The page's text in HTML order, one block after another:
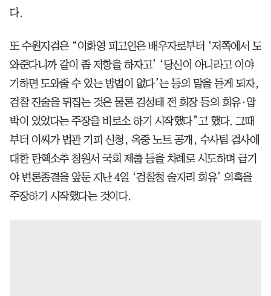
다.
또 수원지검은 “이화영 피고인은 배우자로부터 ‘저쪽에서 도
와준다니까 같이 좀 저항을 하자고’ ‘당신이 아니라고 이야
기하면 도와줄 수 있는 방법이 없다’는 등의 말을 듣게 되자,
검찰 진술을 뒤집는 것은 물론 김성태 전 회장 등의 회유·압
박이 있었다는 주장을 비로소 하기 시작했다”고 했다. 그때
부터 이씨가 법관 기피 신청, 옥중 노트 공개, 수사팀 검사에
대한 탄핵소추 청원서 국회 제출 등을 차례로 시도하며 급기
야 변론종결을 앞둔 지난 4일 ‘검찰청 술자리 회유’ 의혹을
주장하기 시작했다는 것이다.